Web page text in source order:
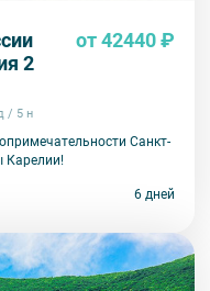
2
от 42440 ₽
/ 5 н
Санкт-
Карелии!
6 дней